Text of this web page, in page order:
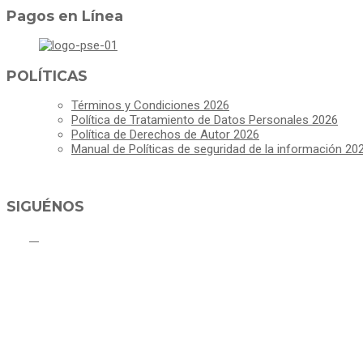
Pagos en Línea
POLÍTICAS
Términos y Condiciones 2026
Política de Tratamiento de Datos Personales 2026
Política de Derechos de Autor 2026
Manual de Políticas de seguridad de la información
SIGUÉNOS